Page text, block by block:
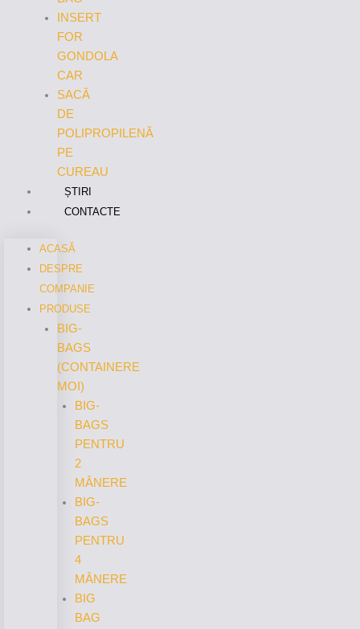
INSERT
FOR
GONDOLA
CAR
SACĂ
DE
POLIPROPILENĂ
PE
CUREAU
ȘTIRI
CONTACTE
ACASĂ
DESPRE
COMPANIE
PRODUSE
BIG-
BAGS
(CONTAINERE
MOI)
BIG-
BAGS
PENTRU
2
MÂNERE
BIG-
BAGS
PENTRU
4
MÂNERE
BIG
BAG